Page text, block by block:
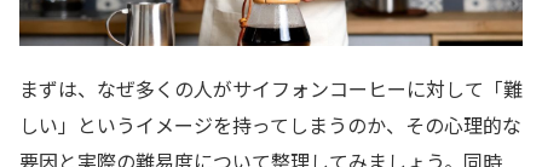
まずは、なぜ多くの人がサイフォンコーヒーに対して「難
しい」というイメージを持ってしまうのか、その心理的な
要因と実際の難易度について整理してみましょう。同時